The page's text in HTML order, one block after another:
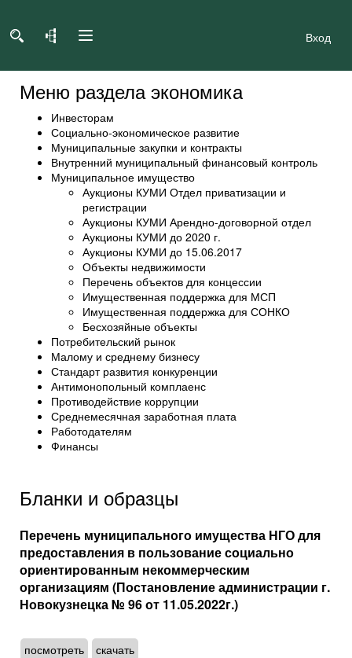
Вход
Меню раздела экономика
Инвесторам
Социально-экономическое развитие
Муниципальные закупки и контракты
Внутренний муниципальный финансовый контроль
Муниципальное имущество
Аукционы КУМИ Отдел приватизации и
регистрации
Аукционы КУМИ Арендно-договорной отдел
Аукционы КУМИ до 2020 г.
Аукционы КУМИ до 15.06.2017
Объекты недвижимости
Перечень объектов для концессии
Имущественная поддержка для МСП
Имущественная поддержка для СОНКО
Бесхозяйные объекты
Потребительский рынок
Малому и среднему бизнесу
Стандарт развития конкуренции
Антимонопольный комплаенс
Противодействие коррупции
Среднемесячная заработная плата
Работодателям
Финансы
Бланки и образцы
Перечень муниципального имущества НГО для
предоставления в пользование социально
ориентированным некоммерческим
организациям (Постановление администрации г.
Новокузнецка № 96 от 11.05.2022г.)
посмотреть скачать